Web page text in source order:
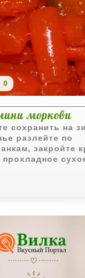
0
моркови
сохранить на
разлейте по
закройте
прохладное